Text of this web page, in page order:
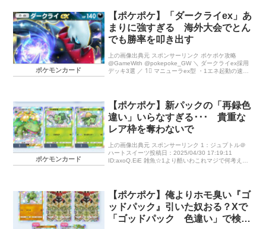
ポケモンカード
【ポケポケ】「ダークライex」あ
まりに強すぎる 海外大会でとん
でも勝率を叩き出す
上の画像出典元 スポンサーリンク ポケポケ攻略
@GameWith @pokepoke_GW ＼ ダークライex採用
デッキ3選 ／ 1⃣ マニューラex型 ・1エネ起動の速攻
ポケモンカード
【ポケポケ】新パックの「再録色
違い」いらなすぎる･･･ 貴重な
レア枠を奪わないで
上の画像出典元 スポンサーリンク 1：ジュプトル＠
ハートスイーツ投稿日：2025/04/30 17:19:11
ID:axoQ.EiE 雑魚☆1より酷いわこれマジで何考えて
【ポケポケ】俺よりホモ臭い『ゴ
ッドパック』引いた奴おる？Xで
「ゴッドパック 色違い」で検索